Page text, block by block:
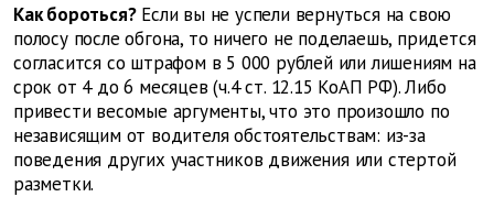
Как бороться? Если вы не успели вернуться на свою
полосу после обгона, то ничего не поделаешь, придется
согласится со штрафом в 5 000 рублей или лишениям на
срок от 4 до 6 месяцев (ч.4 ст. 12.15 КоАП РФ). Либо
привести весомые аргументы, что это произошло по
независящим от водителя обстоятельствам: из-за
поведения других участников движения или стертой
разметки.